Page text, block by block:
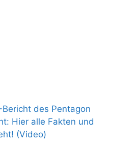
Bericht des Pentagon
Hier alle Fakten und
(Video)